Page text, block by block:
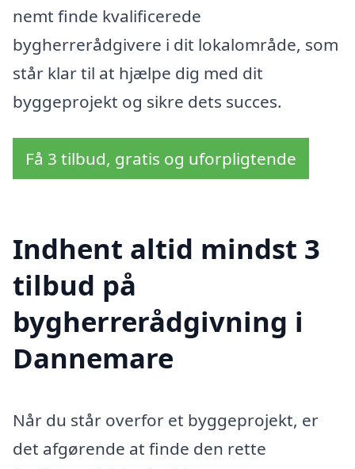
nemt finde kvalificerede
bygherrerådgivere i dit lokalområde, som
står klar til at hjælpe dig med dit
byggeprojekt og sikre dets succes.
Få 3 tilbud, gratis og uforpligtende
Indhent altid mindst 3
tilbud på
bygherrerådgivning i
Dannemare
Når du står overfor et byggeprojekt, er
det afgørende at finde den rette